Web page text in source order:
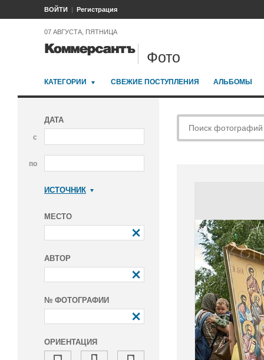
ВОЙТИ Регистрация
07 АВГУСТА, ПЯТНИЦА
Фото
КАТЕГОРИИ СВЕЖИЕ ПОСТУПЛЕНИЯ АЛЬБОМЫ
ДАТА
с
по
ИСТОЧНИК
МЕСТО
АВТОР
№ ФОТОГРАФИИ
ОРИЕНТАЦИЯ